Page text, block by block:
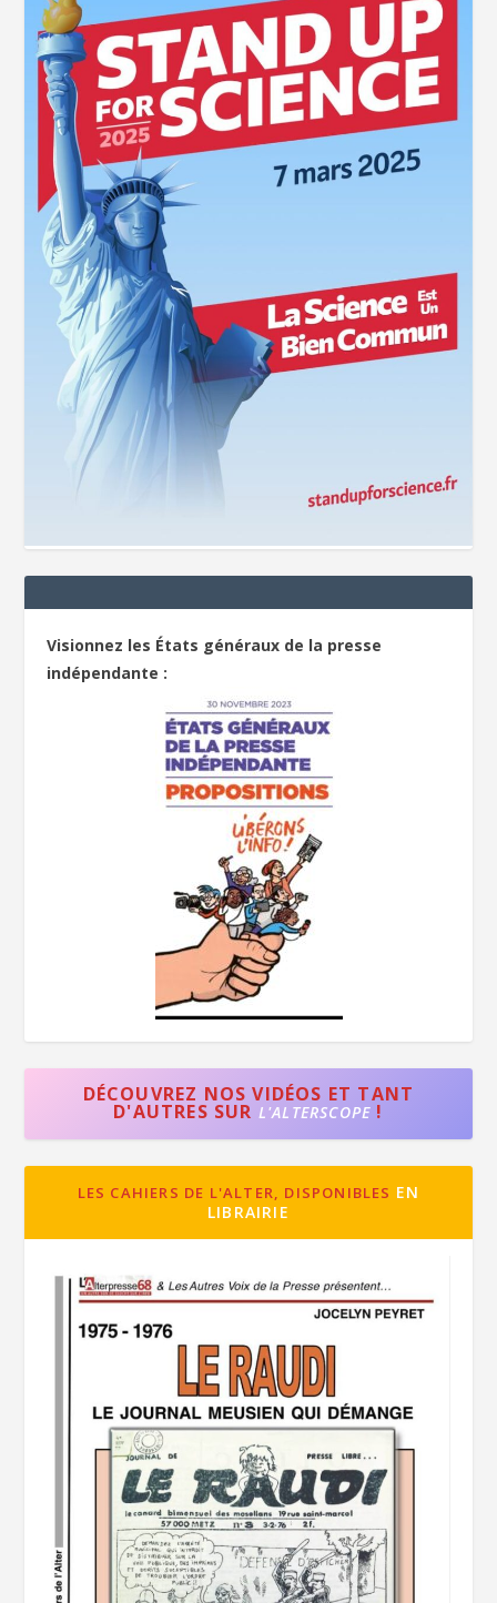
Visionnez les États généraux de la presse
indépendante :
DÉCOUVREZ NOS VIDÉOS ET TANT
D'AUTRES SUR L'ALTERSCOPE !
LES CAHIERS DE L'ALTER, DISPONIBLES EN
LIBRAIRIE